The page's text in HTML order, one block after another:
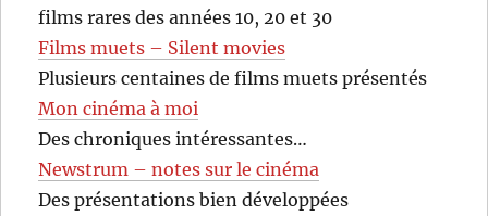
films rares des années 10, 20 et 30
Films muets – Silent movies
Plusieurs centaines de films muets présentés
Mon cinéma à moi
Des chroniques intéressantes…
Newstrum – notes sur le cinéma
Des présentations bien développées